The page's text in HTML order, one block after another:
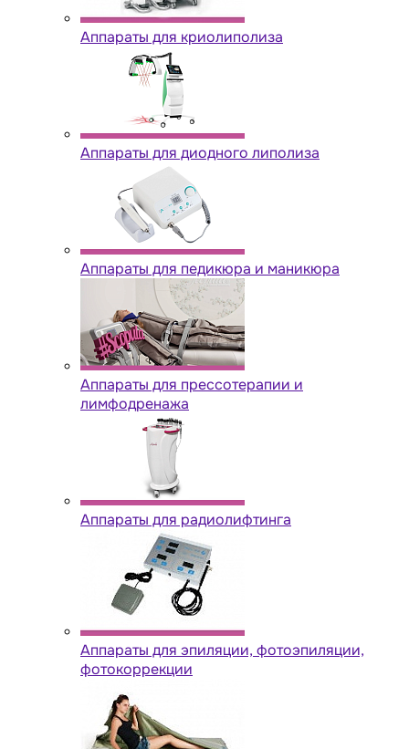
Аппараты для криолиполиза
Аппараты для диодного липолиза
Аппараты для педикюра и маникюра
Аппараты для прессотерапии и
лимфодренажа
Аппараты для радиолифтинга
Аппараты для эпиляции, фотоэпиляции,
фотокоррекции